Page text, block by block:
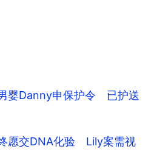
婴Danny申保护令 已护送
愿交DNA化验 Lily案需视